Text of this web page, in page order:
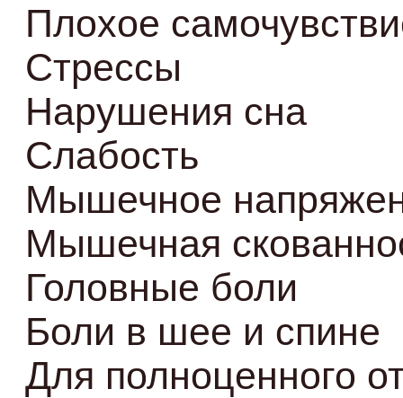
Плохое
Стрессы
Нарушения сна
Слабость
Мышечное
Мышечная
Головные боли
Боли в шее и спине
Для полноценного